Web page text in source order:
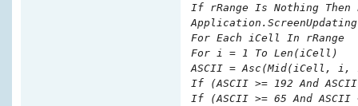
If rRange Is Nothing Then
For Each iCell In rRange
For i = 1 To Len(iCell)
ASCII = Asc(Mid(iCell, i,
If (ASCII >= 192 And
If (ASCII >= 65 And ASCII